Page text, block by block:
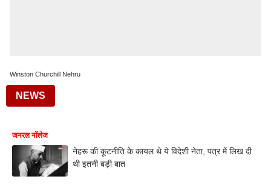
Winston Churchill Nehru
NEWS
जनरल नॉलेज
नेहरू की कूटनीति के कायल थे ये विदेशी नेता, पत्र में लिख दी
थी इतनी बड़ी बात